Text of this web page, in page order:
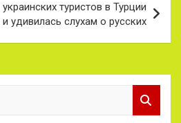
туристов в Турции
и удивилась слухам о русских